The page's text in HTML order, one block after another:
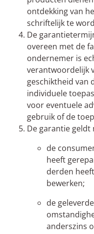
ontdekking van
schriftelijk te
De
overeen met de
ondernemer is
verantwoordelijk
geschiktheid van
individuele
voor eventuele
gebruik of de
De garantie geldt
de
heeft
derden
bewerken;
de
anderszins